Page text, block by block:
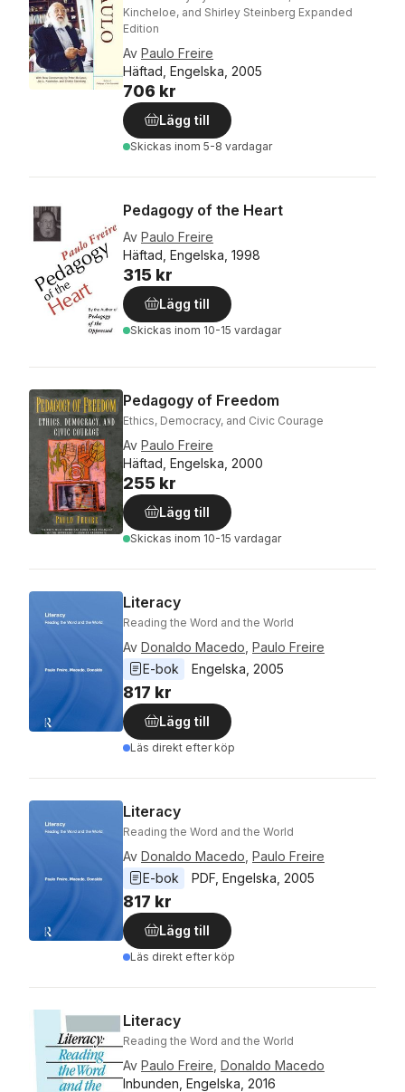
Kincheloe, and Shirley Steinberg Expanded
Edition
Av Paulo Freire
Häftad, Engelska, 2005
706 kr
Lägg till
Skickas inom 5-8 vardagar
Pedagogy of the Heart
Av Paulo Freire
Häftad, Engelska, 1998
315 kr
Lägg till
Skickas inom 10-15 vardagar
Pedagogy of Freedom
Ethics, Democracy, and Civic Courage
Av Paulo Freire
Häftad, Engelska, 2000
255 kr
Lägg till
Skickas inom 10-15 vardagar
Literacy
Reading the Word and the World
Av Donaldo Macedo Paulo Freire
E-bok
Engelska 2005
817 kr
Lägg till
Läs direkt efter köp
Literacy
Reading the Word and the World
Av Donaldo Macedo Paulo Freire
E-bok
PDF Engelska 2005
817 kr
Lägg till
Läs direkt efter köp
Literacy
Reading the Word and the World
Av Paulo Freire Donaldo Macedo
Inbunden, Engelska, 2016